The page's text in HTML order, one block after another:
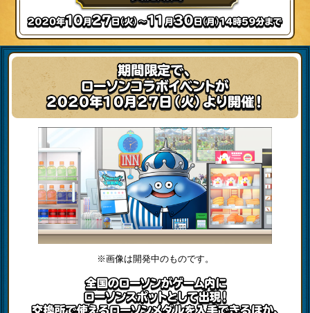
※画像は開発中のものです。